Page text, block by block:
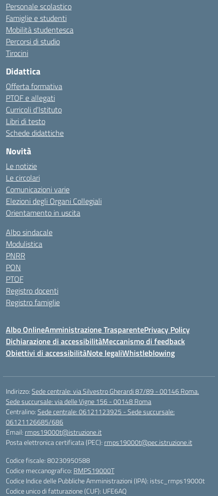
Personale scolastico
Famiglie e studenti
Mobilità studentesca
Percorsi di studio
Tirocini
Didattica
Offerta formativa
PTOF e allegati
Curricoli d’Istituto
Libri di testo
Schede didattiche
Novità
Le notizie
Le circolari
Comunicazioni varie
Elezioni degli Organi Collegiali
Orientamento in uscita
Albo sindacale
Modulistica
PNRR
PON
PTOF
Registro docenti
Registro famiglie
Albo OnlineAmministrazione TrasparentePrivacy Policy
Dichiarazione di accessibilitàMeccanismo di feedback
Obiettivi di accessibilitàNote legaliWhistleblowing
Indirizzo:Sede centrale: via Silvestro Gherardi 87/89 - 00146 Roma.
Sede succursale: via delle Vigne 156 - 00148 Roma
Centralino:Sede centrale: 06121123925 - Sede succursale:
06121126685/686
Email: rmps19000t@istruzione.it
Posta elettronica certificata (PEC): rmps19000t@pec.istruzione.it
Codice fiscale: 80230950588
Codice meccanografico: RMPS19000T
Codice Indice delle Pubbliche Amministrazioni (IPA): istsc_rmps19000t
Codice unico di fatturazione (CUF): UFE6AQ